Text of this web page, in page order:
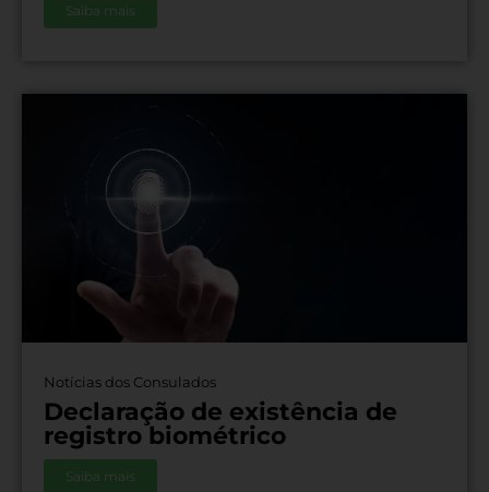
Saiba mais
Notícias dos Consulados
Declaração de existência de
registro biométrico
Saiba mais